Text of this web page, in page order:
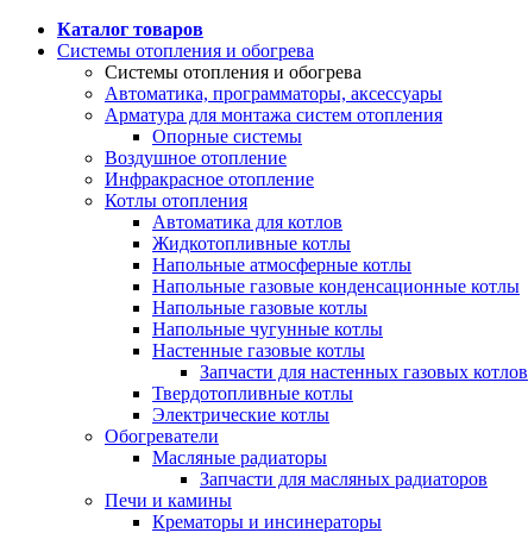
Каталог товаров
Системы отопления и обогрева
Системы отопления и обогрева
Автоматика, программаторы, аксессуары
Арматура для монтажа систем отопления
Опорные системы
Воздушное отопление
Инфракрасное отопление
Котлы отопления
Автоматика для котлов
Жидкотопливные котлы
Напольные атмосферные котлы
Напольные газовые конденсационные котлы
Напольные газовые котлы
Напольные чугунные котлы
Настенные газовые котлы
Запчасти для настенных газовых котлов
Твердотопливные котлы
Электрические котлы
Обогреватели
Масляные радиаторы
Запчасти для масляных радиаторов
Печи и камины
Крематоры и инсинераторы